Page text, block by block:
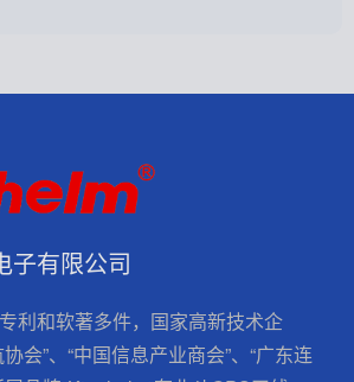
子有限公司
利和软著多件，国家高新技术企
会”、“中国信息产业商会”、“广东连